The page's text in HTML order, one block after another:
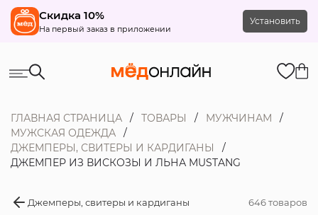
Скидка 10%
На первый заказ в приложении
Установить
ГЛАВНАЯ СТРАНИЦА ТОВАРЫ
МУЖЧИНАМ
МУЖСКАЯ ОДЕЖДА
ДЖЕМПЕРЫ, СВИТЕРЫ И КАРДИГАНЫ
ДЖЕМПЕР ИЗ ВИСКОЗЫ И ЛЬНА MUSTANG
Джемперы, свитеры и кардиганы 646 товаров